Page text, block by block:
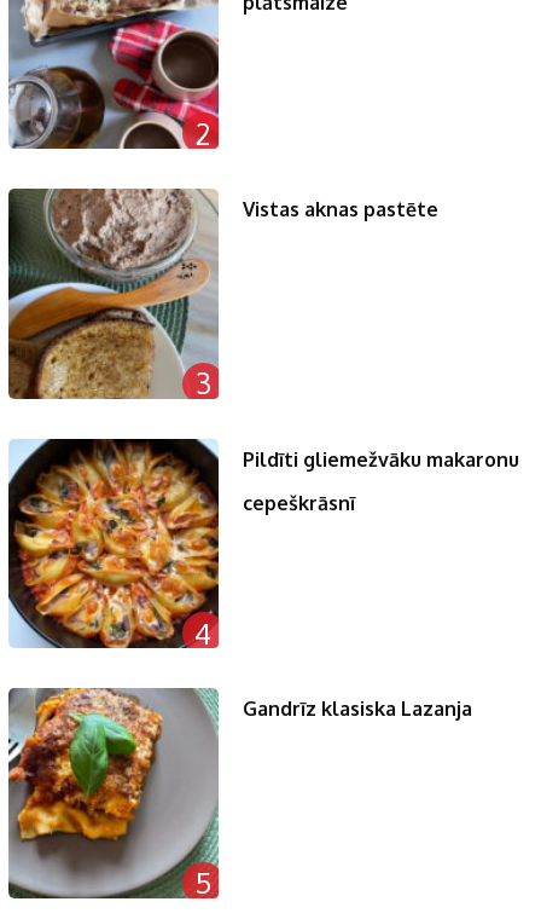
2
3
Vistas aknas pastēte
4
Pildīti gliemežvāku makaronu
cepeškrāsnī
5
Gandrīz klasiska Lazanja